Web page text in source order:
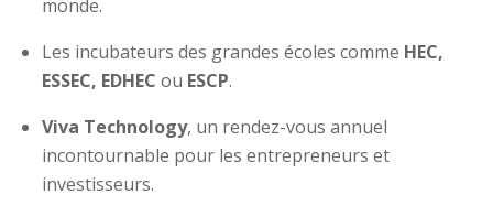
monde.
Les incubateurs des grandes écoles comme HEC,
ESSEC, EDHEC ou ESCP.
Viva Technology, un rendez-vous annuel
incontournable pour les entrepreneurs et
investisseurs.